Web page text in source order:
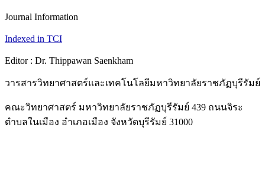
Journal Information
Indexed in TCI
Editor : Dr. Thippawan Saenkham
วารสารวิทยาศาสตร์และเทคโนโลยีมหาวิทยาลัยราชภัฏบุรีรัมย์
คณะวิทยาศาสตร์ มหาวิทยาลัยราชภัฏบุรีรัมย์ 439 ถนนจิระ
ตำบลในเมือง อำเภอเมือง จังหวัดบุรีรัมย์ 31000